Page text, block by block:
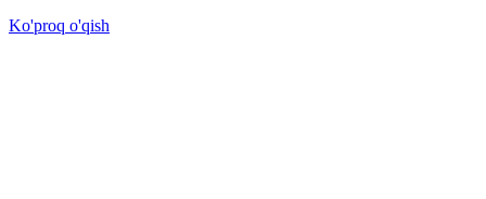
Ko'proq o'qish